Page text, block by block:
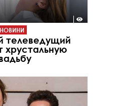
НОВИНИ
телеведущий
хрустальную